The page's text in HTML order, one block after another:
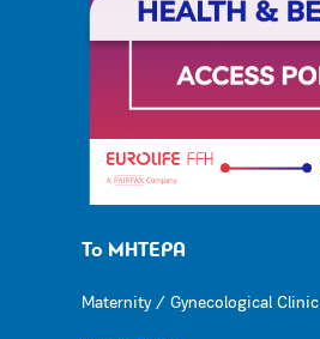
Το ΜΗΤΕΡΑ
Maternity / Gynecological Clinic